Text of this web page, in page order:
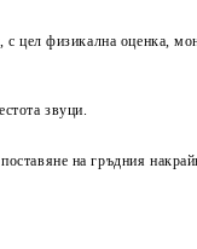
с цел физикална оценка,
звуци.
на гръдния